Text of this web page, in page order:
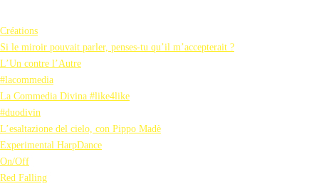
Créations
Si le miroir pouvait parler, penses-tu qu’il m’accepterait ?
L’Un contre l’Autre
#lacommedia
La Commedia Divina #like4like
#duodivin
L’esaltazione del cielo, con Pippo Madè
Experimental HarpDance
On/Off
Red Falling